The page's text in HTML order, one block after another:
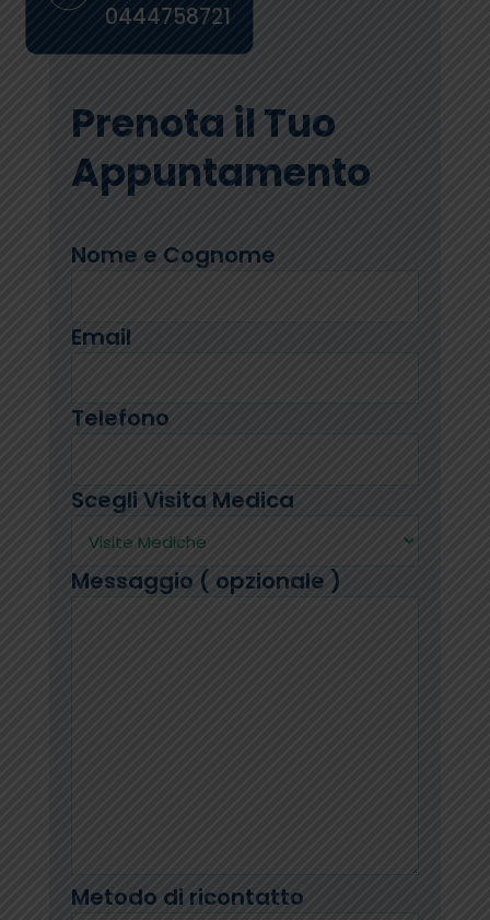
0444758721
Prenota il Tuo
Appuntamento
Nome e Cognome
Email
Telefono
Scegli Visita Medica
Messaggio ( opzionale )
Metodo di ricontatto